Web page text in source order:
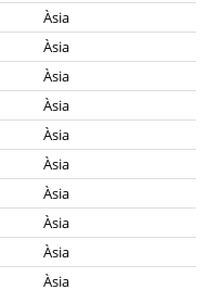
Àsia
Àsia
Àsia
Àsia
Àsia
Àsia
Àsia
Àsia
Àsia
Àsia